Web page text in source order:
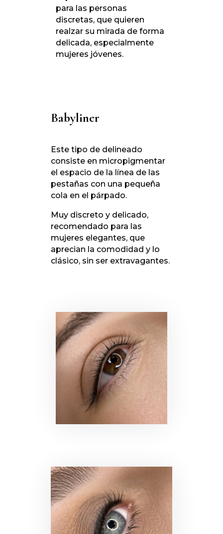
para las personas
discretas, que quieren
realzar su mirada de forma
delicada, especialmente
mujeres jóvenes.
Babyliner
Este tipo de delineado
consiste en micropigmentar
el espacio de la línea de las
pestañas con una pequeña
cola en el párpado.
Muy discreto y delicado,
recomendado para las
mujeres elegantes, que
aprecian la comodidad y lo
clásico, sin ser extravagantes.